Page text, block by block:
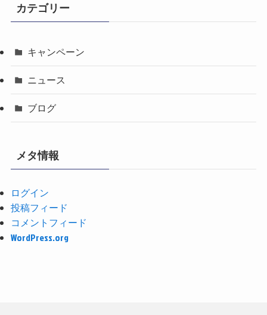
カテゴリー
キャンペーン
ニュース
ブログ
メタ情報
ログイン
投稿フィード
コメントフィード
WordPress.org